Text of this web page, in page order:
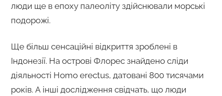
люди ще в епоху палеоліту здійснювали морські
подорожі.
Ще більш сенсаційні відкриття зроблені в
Індонезії. На острові Флорес знайдено сліди
діяльності Homo erectus, датовані 800 тисячами
років. А інші дослідження свідчать, що люди